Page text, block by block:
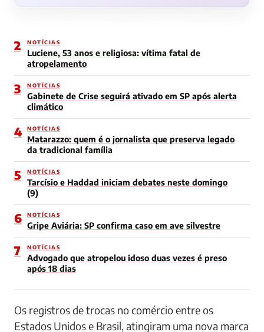
2 NOTÍCIAS
Luciene, 53 anos e religiosa: vítima fatal de
atropelamento
3 NOTÍCIAS
Gabinete de Crise seguirá ativado em SP após alerta
climático
4 NOTÍCIAS
Matarazzo: quem é o jornalista que preserva legado
da tradicional família
5 NOTÍCIAS
Tarcísio e Haddad iniciam debates neste domingo
(9)
6 NOTÍCIAS
Gripe Aviária: SP confirma caso em ave silvestre
7 NOTÍCIAS
Advogado que atropelou idoso duas vezes é preso
após 18 dias
Os registros de trocas no comércio entre os
Estados Unidos e Brasil, atingiram uma nova marca